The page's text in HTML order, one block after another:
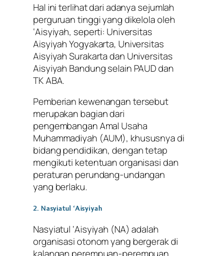
Hal ini terlihat dari adanya sejumlah
perguruan tinggi yang dikelola oleh
‘Aisyiyah, seperti: Universitas
Aisyiyah Yogyakarta, Universitas
Aisyiyah Surakarta dan Universitas
Aisyiyah Bandung selain PAUD dan
TK ABA.
Pemberian kewenangan tersebut
merupakan bagian dari
pengembangan Amal Usaha
Muhammadiyah (AUM), khususnya di
bidang pendidikan, dengan tetap
mengikuti ketentuan organisasi dan
peraturan perundang-undangan
yang berlaku.
2. Nasyiatul ‘Aisyiyah
Nasyiatul ‘Aisyiyah (NA) adalah
organisasi otonom yang bergerak di
kalangan perempuan-perempuan